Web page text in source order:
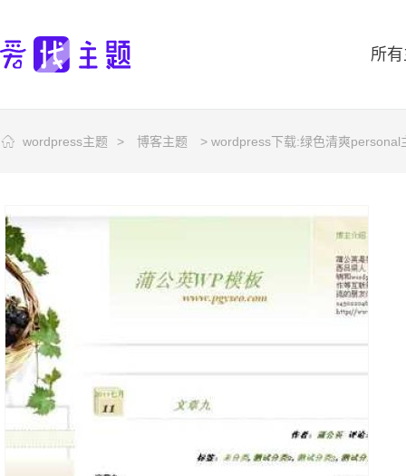
所
wordpress主题 > 博客主题 > wordpress下载:绿色清爽personal